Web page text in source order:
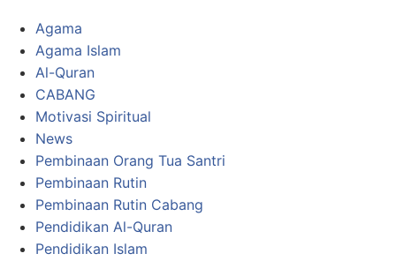
Agama
Agama Islam
Al-Quran
CABANG
Motivasi Spiritual
News
Pembinaan Orang Tua Santri
Pembinaan Rutin
Pembinaan Rutin Cabang
Pendidikan Al-Quran
Pendidikan Islam